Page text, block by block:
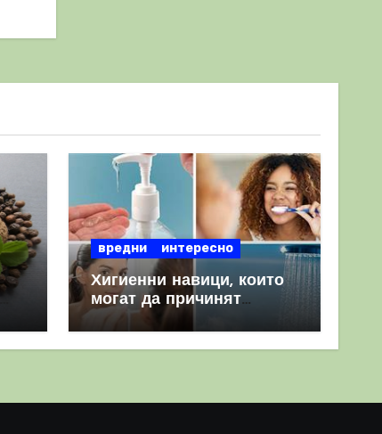
вредни интересно
Хигиенни навици, които
могат да причинят
повече вреда, отколкото
полза